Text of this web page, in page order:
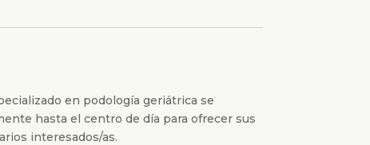
en podología geriátrica se
hasta el centro de día para ofrecer sus
interesados/as.